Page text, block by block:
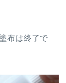
布は終了で